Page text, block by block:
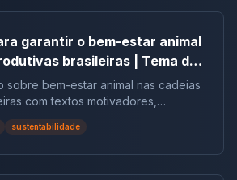
garantir o bem-estar animal
brasileiras | Tema de
sobre bem-estar animal nas cadeias
com textos motivadores,
e modelos.
sustentabilidade